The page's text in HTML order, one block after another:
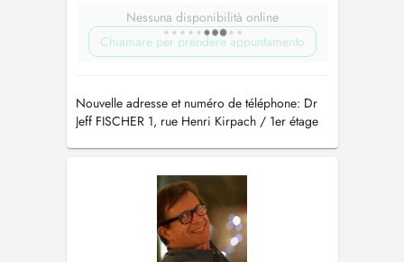
Nessuna disponibilità online
Chiamare per prendere appuntamento
Nouvelle adresse et numéro de téléphone: Dr
Jeff FISCHER 1, rue Henri Kirpach / 1er étage